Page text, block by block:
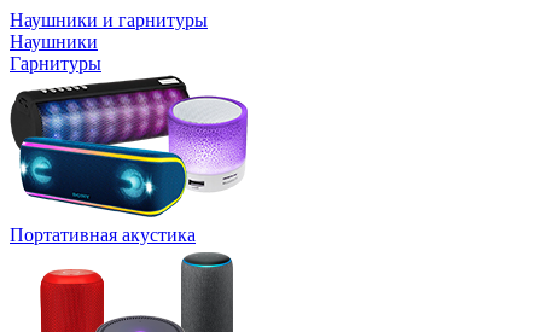
Наушники и гарнитуры
Наушники
Гарнитуры
Портативная акустика